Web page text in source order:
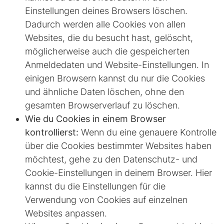
Einstellungen deines Browsers löschen.
Dadurch werden alle Cookies von allen
Websites, die du besucht hast, gelöscht,
möglicherweise auch die gespeicherten
Anmeldedaten und Website-Einstellungen. In
einigen Browsern kannst du nur die Cookies
und ähnliche Daten löschen, ohne den
gesamten Browserverlauf zu löschen.
Wie du Cookies in einem Browser
kontrollierst: Wenn du eine genauere Kontrolle
über die Cookies bestimmter Websites haben
möchtest, gehe zu den Datenschutz- und
Cookie-Einstellungen in deinem Browser. Hier
kannst du die Einstellungen für die
Verwendung von Cookies auf einzelnen
Websites anpassen.